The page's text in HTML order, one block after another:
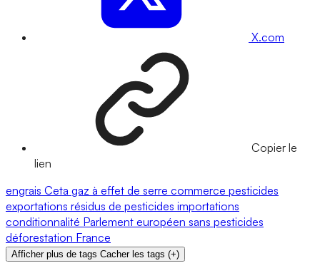
X.com
Copier le
lien
engrais Ceta gaz à effet de serre commerce pesticides
exportations résidus de pesticides importations
conditionnalité Parlement européen sans pesticides
déforestation France
Afficher plus de tags Cacher les tags (+)